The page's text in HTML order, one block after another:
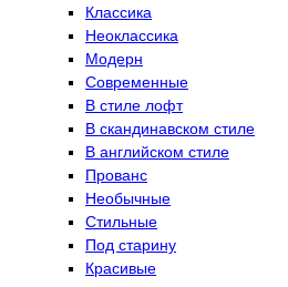
Классика
Неоклассика
Модерн
Современные
В стиле лофт
В скандинавском стиле
В английском стиле
Прованс
Необычные
Стильные
Под старину
Красивые